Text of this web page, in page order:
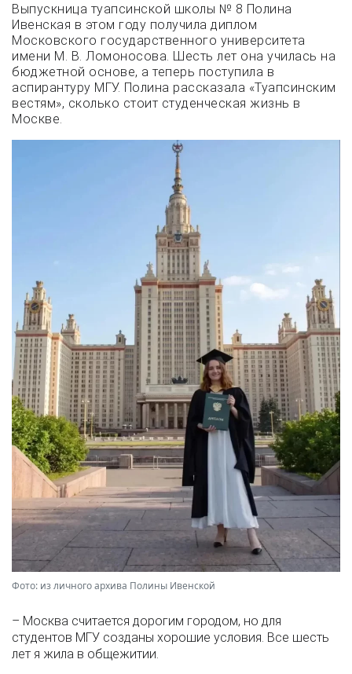
Выпускница туапсинской школы № 8 Полина
Ивенская в этом году получила диплом
Московского государственного университета
имени М. В. Ломоносова. Шесть лет она училась на
бюджетной основе, а теперь поступила в
аспирантуру МГУ. Полина рассказала «Туапсинским
вестям», сколько стоит студенческая жизнь в
Москве.
Фото: из личного архива Полины Ивенской
– Москва считается дорогим городом, но для
студентов МГУ созданы хорошие условия. Все шесть
лет я жила в общежитии.